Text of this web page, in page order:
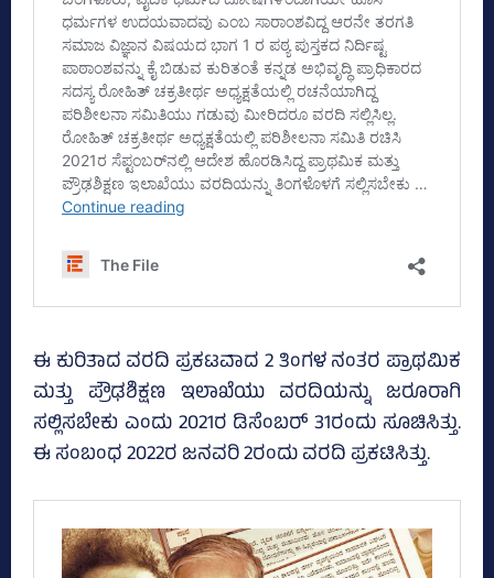
ಈ ಕುರಿತಾದ ವರದಿ ಪ್ರಕಟವಾದ 2 ತಿಂಗಳ ನಂತರ ಪ್ರಾಥಮಿಕ
ಮತ್ತು ಪ್ರೌಢಶಿಕ್ಷಣ ಇಲಾಖೆಯು ವರದಿಯನ್ನು ಜರೂರಾಗಿ
ಸಲ್ಲಿಸಬೇಕು ಎಂದು 2021ರ ಡಿಸೆಂಬರ್‌ 31ರಂದು ಸೂಚಿಸಿತ್ತು.
ಈ ಸಂಬಂಧ 2022ರ ಜನವರಿ 2ರಂದು ವರದಿ ಪ್ರಕಟಿಸಿತ್ತು.